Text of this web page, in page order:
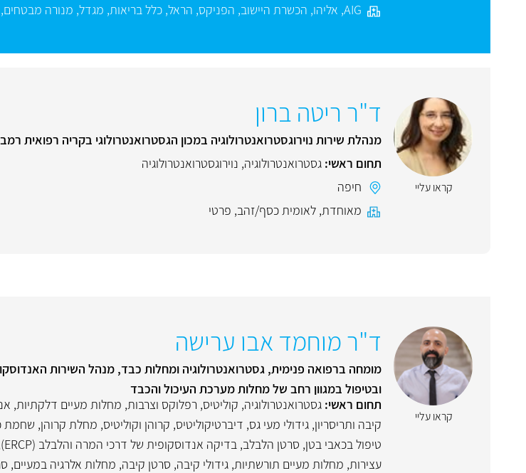
AIG
, אליהו, הכשרת היישוב, הפניקס, הראל, כלל בריאות, מגדל, מנורה מבטחים,
קראו עליי
ד"ר ריטה ברון
מנהלת שירות נוירוגסטרואנטרולוגיה במכון הגסטרואנטרולוגי בקריה רפואית
תחום ראשי: גסטרואנטרולוגיה, נוירוגסטרואנטרולוגיה
חיפה
מאוחדת, לאומית כסף/זהב, פרטי
קראו עליי
ד"ר מוחמד אבו ערישה
מומחה ברפואה פנימית, גסטרואנטרולוגיה ומחלות כבד, מנהל השירות
ובטיפול במגוון רחב של מחלות מערכת העיכול והכבד
תחום ראשי: גסטרואנטרולוגיה, קוליטיס, רפלוקס וצרבות, מחלות מעיים דלקתיות,
קיבה ותריסריון, גידולי מעי גס, דיברטיקוליטיס, קרוהן וקוליטיס, מחלת קרוהן, שחמת
טיפול בכאבי בטן, סרטן הלבלב, בדיקה אנדוסקופית של דרכי המרה והלבלב (ERCP)
עצירות, מחלות מעיים תורשתיות, גידולי קיבה, סרטן קיבה, מחלות אלרגיה במעיים,